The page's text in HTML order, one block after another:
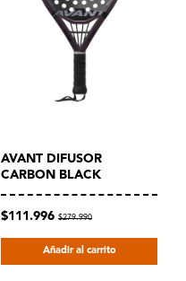
AVANT DIFUSOR
CARBON BLACK
$111.996 $279.990
Añadir al carrito